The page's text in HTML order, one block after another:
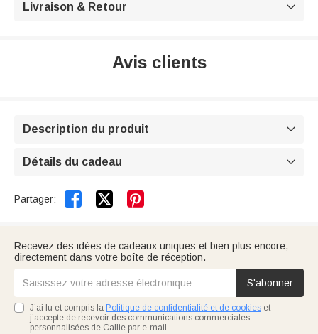
Livraison & Retour 
Avis clients
Description du produit 
Détails du cadeau 
Partager:  
Recevez des idées de cadeaux uniques et bien plus encore,
directement dans votre boîte de réception.
S'abonner
J’ai lu et compris la Politique de confidentialité et de cookies et
j’accepte de recevoir des communications commerciales
personnalisées de Callie par e-mail.